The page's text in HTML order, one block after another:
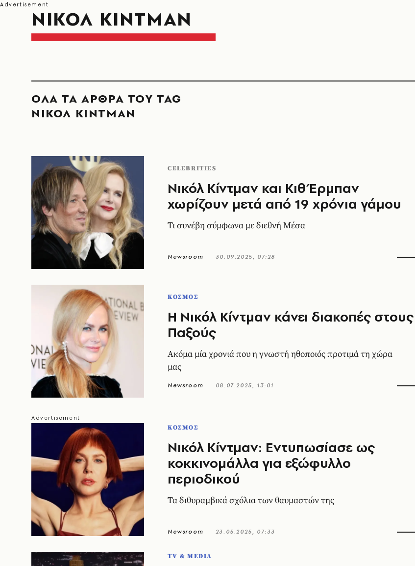
ΝΙΚΟΛ ΚΙΝΤΜΑΝ
ΟΛΑ ΤΑ ΑΡΘΡΑ ΤΟΥ TAG
ΝΙΚΟΛ ΚΙΝΤΜΑΝ
CELEBRITIES
Νικόλ Κίντμαν και Κιθ Έρμπαν
χωρίζουν μετά από 19 χρόνια γάμου
Τι συνέβη σύμφωνα με διεθνή Μέσα
Newsroom 30.09.2025, 07:28
ΚΟΣΜΟΣ
Η Νικόλ Κίντμαν κάνει διακοπές στους
Παξούς
Ακόμα μία χρονιά που η γνωστή ηθοποιός προτιμά τη χώρα
μας
Newsroom 08.07.2025, 13:01
ΚΟΣΜΟΣ
Νικόλ Κίντμαν: Εντυπωσίασε ως
κοκκινομάλλα για εξώφυλλο
περιοδικού
Τα διθυραμβικά σχόλια των θαυμαστών της
Newsroom 23.05.2025, 07:33
TV & MEDIA